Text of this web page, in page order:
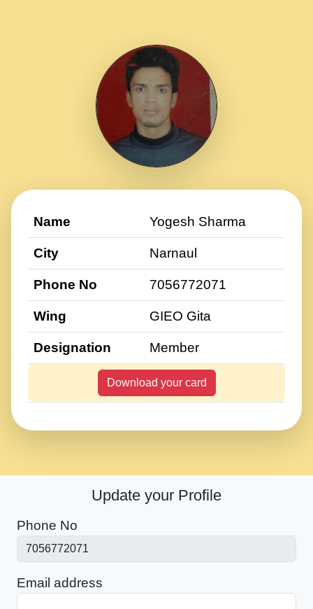
Name Yogesh Sharma
City Narnaul
Phone No 7056772071
Wing GIEO Gita
Designation Member
Download your card
Update your Profile
Phone No
Email address